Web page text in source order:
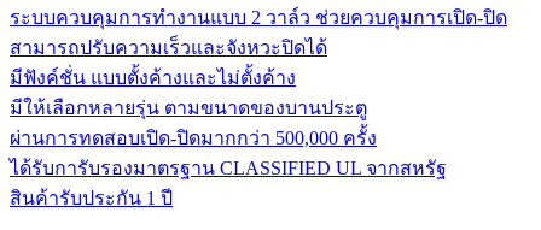
ระบบควบคุมการทำงานแบบ 2 วาล์ว ช่วยควบคุมการเปิด-ปิด
สามารถปรับความเร็วและจังหวะปิดได้
มีฟังค์ชั่น แบบตั้งค้างและไม่ตั้งค้าง
มีให้เลือกหลายรุ่น ตามขนาดของบานประตู
ผ่านการทดสอบเปิด-ปิดมากกว่า 500,000 ครั้ง
ได้รับการับรองมาตรฐาน CLASSIFIED UL จากสหรัฐ
สินค้ารับประกัน 1 ปี